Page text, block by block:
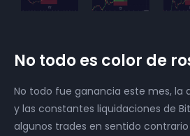
No todo es color de
No todo fue ganancia este mes, la
y las constantes liquidaciones de
algunos trades en sentido